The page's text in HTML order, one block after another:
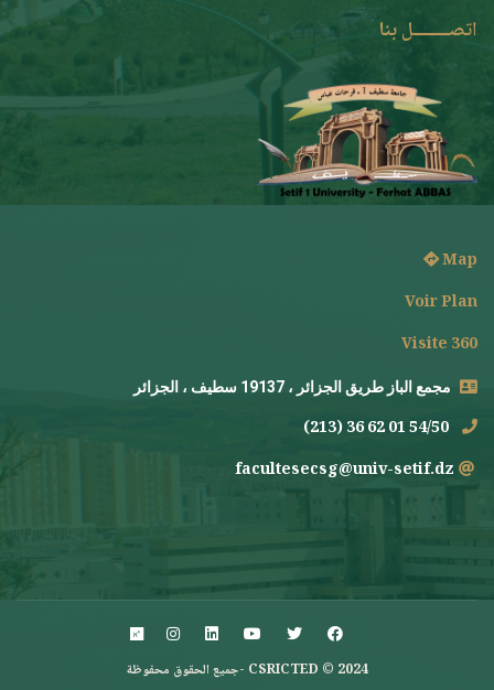
اتصــــــــل بنا
Map
Voir Plan
Visite 360
مجمع الباز طريق الجزائر ، 19137 سطيف ، الجزائر
(213) 36 62 01 54/50
facultesecsg@univ-setif.dz
CSRICTED © 2024 -جميع الحقوق محفوظة